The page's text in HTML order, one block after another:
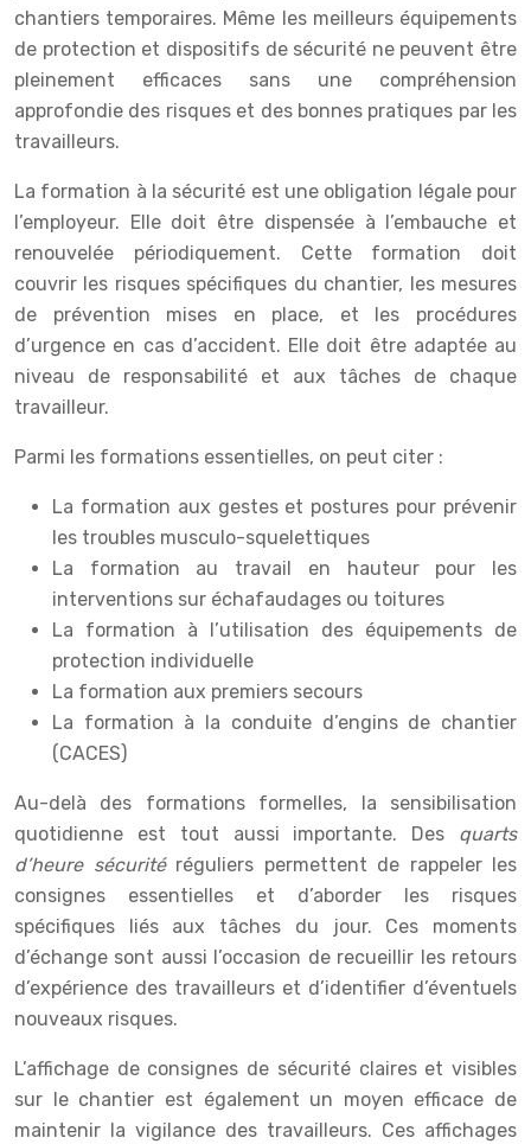
chantiers temporaires. Même les meilleurs équipements
de protection et dispositifs de sécurité ne peuvent être
pleinement efficaces sans une compréhension
approfondie des risques et des bonnes pratiques par les
travailleurs.
La formation à la sécurité est une obligation légale pour
l’employeur. Elle doit être dispensée à l’embauche et
renouvelée périodiquement. Cette formation doit
couvrir les risques spécifiques du chantier, les mesures
de prévention mises en place, et les procédures
d’urgence en cas d’accident. Elle doit être adaptée au
niveau de responsabilité et aux tâches de chaque
travailleur.
Parmi les formations essentielles, on peut citer :
La formation aux gestes et postures pour prévenir
les troubles musculo-squelettiques
La formation au travail en hauteur pour les
interventions sur échafaudages ou toitures
La formation à l’utilisation des équipements de
protection individuelle
La formation aux premiers secours
La formation à la conduite d’engins de chantier
(CACES)
Au-delà des formations formelles, la sensibilisation
quotidienne est tout aussi importante. Des quarts
d’heure sécurité réguliers permettent de rappeler les
consignes essentielles et d’aborder les risques
spécifiques liés aux tâches du jour. Ces moments
d’échange sont aussi l’occasion de recueillir les retours
d’expérience des travailleurs et d’identifier d’éventuels
nouveaux risques.
L’affichage de consignes de sécurité claires et visibles
sur le chantier est également un moyen efficace de
maintenir la vigilance des travailleurs. Ces affichages